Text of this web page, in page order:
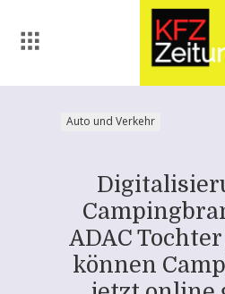
Auto und Verkehr
ADAC
können